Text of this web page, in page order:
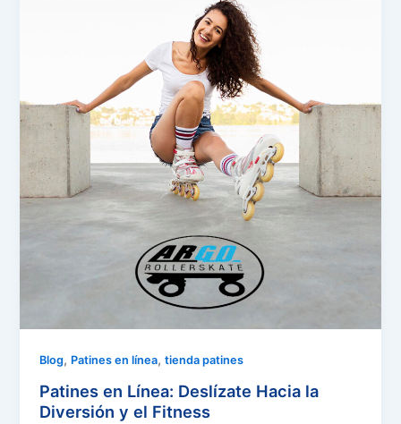
Blog, Patines en línea,tienda patines
Patines en Línea: Deslízate Hacia la
Diversión y el Fitness